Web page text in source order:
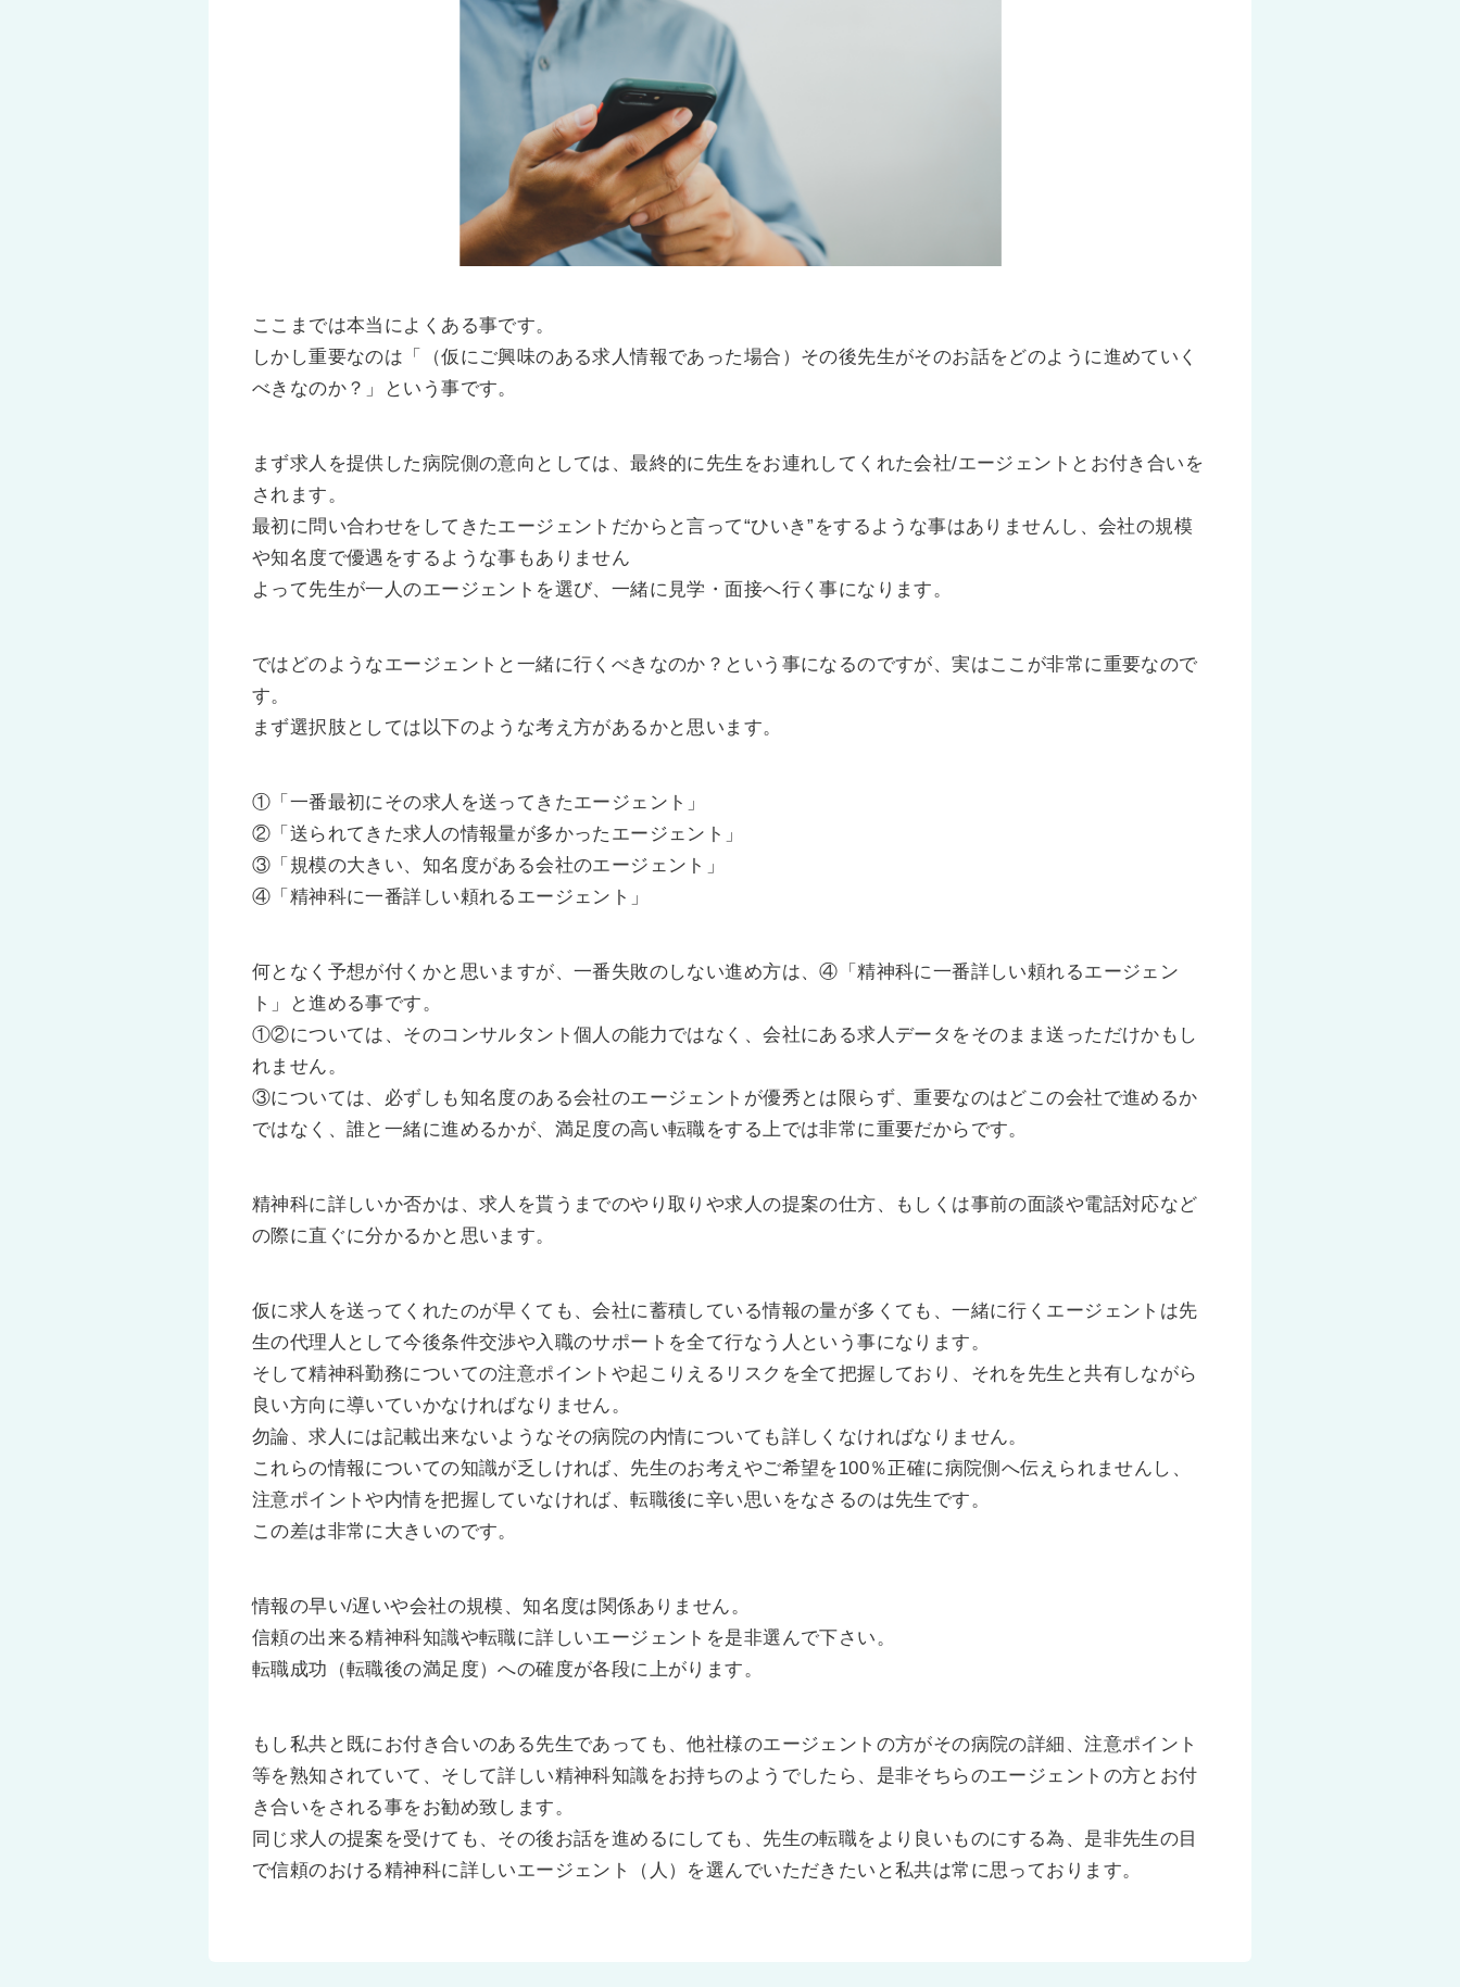
ここまでは本当によくある事です。
しかし重要なのは「（仮にご興味のある求人情報であった場合）その後先生がそのお話をどのように進めていく
べきなのか？」という事です。
まず求人を提供した病院側の意向としては、最終的に先生をお連れしてくれた会社/エージェントとお付き合いを
されます。
最初に問い合わせをしてきたエージェントだからと言って“ひいき”をするような事はありませんし、会社の規模
や知名度で優遇をするような事もありません
よって先生が一人のエージェントを選び、一緒に見学・面接へ行く事になります。
ではどのようなエージェントと一緒に行くべきなのか？という事になるのですが、実はここが非常に重要なので
す。
まず選択肢としては以下のような考え方があるかと思います。
①「一番最初にその求人を送ってきたエージェント」
②「送られてきた求人の情報量が多かったエージェント」
③「規模の大きい、知名度がある会社のエージェント」
④「精神科に一番詳しい頼れるエージェント」
何となく予想が付くかと思いますが、一番失敗のしない進め方は、④「精神科に一番詳しい頼れるエージェン
ト」と進める事です。
①②については、そのコンサルタント個人の能力ではなく、会社にある求人データをそのまま送っただけかもし
れません。
③については、必ずしも知名度のある会社のエージェントが優秀とは限らず、重要なのはどこの会社で進めるか
ではなく、誰と一緒に進めるかが、満足度の高い転職をする上では非常に重要だからです。
精神科に詳しいか否かは、求人を貰うまでのやり取りや求人の提案の仕方、もしくは事前の面談や電話対応など
の際に直ぐに分かるかと思います。
仮に求人を送ってくれたのが早くても、会社に蓄積している情報の量が多くても、一緒に行くエージェントは先
生の代理人として今後条件交渉や入職のサポートを全て行なう人という事になります。
そして精神科勤務についての注意ポイントや起こりえるリスクを全て把握しており、それを先生と共有しながら
良い方向に導いていかなければなりません。
勿論、求人には記載出来ないようなその病院の内情についても詳しくなければなりません。
これらの情報についての知識が乏しければ、先生のお考えやご希望を100％正確に病院側へ伝えられませんし、
注意ポイントや内情を把握していなければ、転職後に辛い思いをなさるのは先生です。
この差は非常に大きいのです。
情報の早い/遅いや会社の規模、知名度は関係ありません。
信頼の出来る精神科知識や転職に詳しいエージェントを是非選んで下さい。
転職成功（転職後の満足度）への確度が各段に上がります。
もし私共と既にお付き合いのある先生であっても、他社様のエージェントの方がその病院の詳細、注意ポイント
等を熟知されていて、そして詳しい精神科知識をお持ちのようでしたら、是非そちらのエージェントの方とお付
き合いをされる事をお勧め致します。
同じ求人の提案を受けても、その後お話を進めるにしても、先生の転職をより良いものにする為、是非先生の目
で信頼のおける精神科に詳しいエージェント（人）を選んでいただきたいと私共は常に思っております。